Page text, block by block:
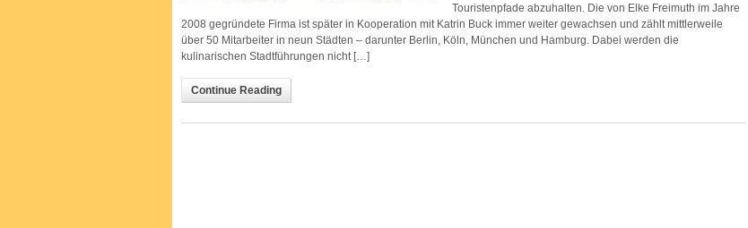
Touristenpfade abzuhalten. Die von Elke Freimuth im Jahre
2008 gegründete Firma ist später in Kooperation mit Katrin Buck immer weiter gewachsen und zählt mittlerweile
über 50 Mitarbeiter in neun Städten – darunter Berlin, Köln, München und Hamburg. Dabei werden die
kulinarischen Stadtführungen nicht […]
Continue Reading